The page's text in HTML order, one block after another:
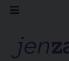
Skip